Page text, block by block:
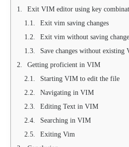
Exit VIM editor using key
Exit vim saving changes
Exit vim without saving
Save changes without existing
Getting proficient in VIM
Starting VIM to edit the file
Navigating in VIM
Editing Text in VIM
Searching in VIM
Exiting Vim